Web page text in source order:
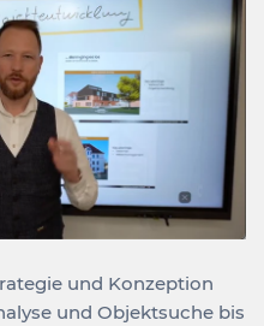
und Konzeption
und Objektsuche bis